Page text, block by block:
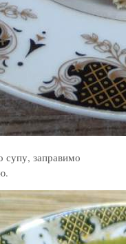
супу, заправимо